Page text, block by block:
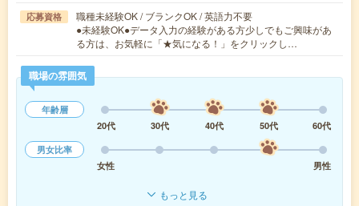
応募資格
職種未経験OK / ブランクOK / 英語力不要
●未経験OK●データ入力の経験がある方少しでもご興味があ
る方は、お気軽に「★気になる！」をクリックし…
職場の雰囲気
年齢層
20代
30代 40代 50代
60代
男女比率
女性
男性
もっと見る